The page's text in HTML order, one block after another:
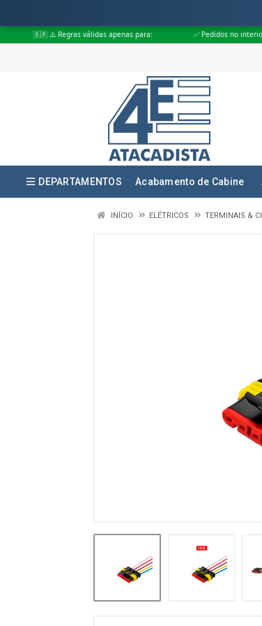
válidas apenas para: ✅ Pedidos no interior de Goiás
DEPARTAMENTOS Acabamento de Cabine
INÍCIO ELÉTRICOS TERMINAIS &